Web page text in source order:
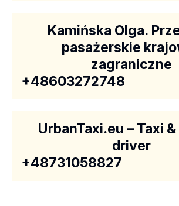
Kamińska Olga.
pasażerskie
zagraniczne
+48603272748
UrbanTaxi.eu – Taxi
driver
+48731058827